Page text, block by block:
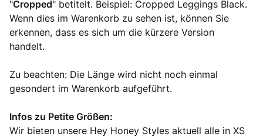
"Cropped" betitelt. Beispiel: Cropped Leggings Black.
Wenn dies im Warenkorb zu sehen ist, können Sie
erkennen, dass es sich um die kürzere Version
handelt.
Zu beachten: Die Länge wird nicht noch einmal
gesondert im Warenkorb aufgeführt.
Infos zu Petite Größen:
Wir bieten unsere Hey Honey Styles aktuell alle in XS